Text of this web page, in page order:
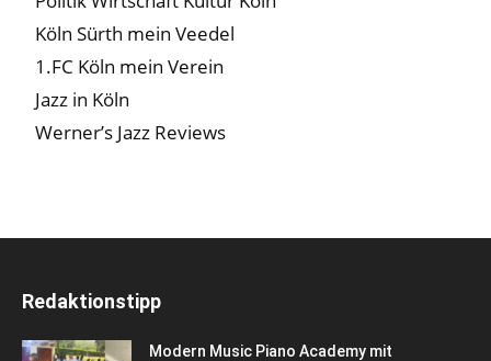
Köln Sürth mein Veedel
1.FC Köln mein Verein
Jazz in Köln
Werner’s Jazz Reviews
Redaktionstipp
Modern Music Piano Academy mit